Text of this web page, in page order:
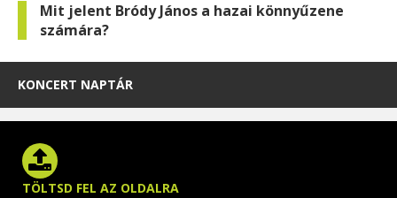
Mit jelent Bródy János a hazai könnyűzene
számára?
KONCERT NAPTÁR
TÖLTSD FEL AZ OLDALRA